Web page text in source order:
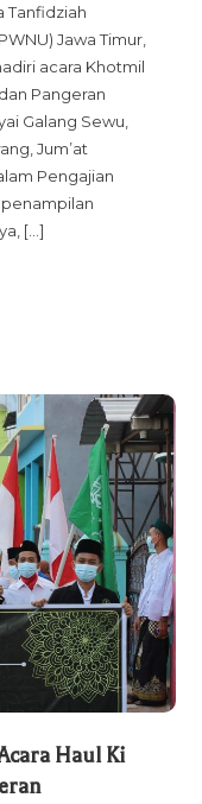
Tanfidziah
Jawa Timur,
acara Khotmil
Pangeran
Galang Sewu,
Jum’at
Pengajian
[…]
Haul Ki